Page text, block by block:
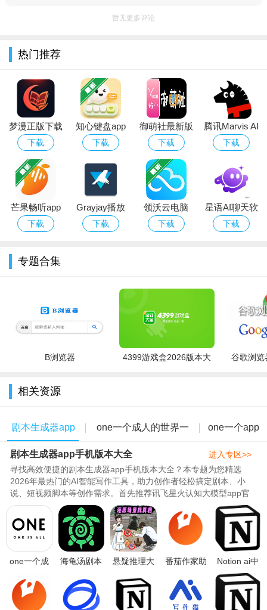
软件亮点：
一个问题，向好奇心致敬，答案在风中飘扬。
一篇文字，集结华语写作圈原创力量，诚心挖掘好文字。
一个东西，和物质世界保持良好沟通，每天都有新发现。
软件功能：
2.关注感兴趣的作者，迅速找到喜爱的内容。
4.one一个系列丛书，专注于分享精品文章阅读，高质量阅
读。
5.每天一篇，美文推送！快来体验吧！界面很简约，排版舒
6.当中将会拥有非常全面的小说书籍资源喲，也将会拥有多种
暂无更多评论
热门推荐
梦漫正版下载
免费最新版本
下载
知心键盘app
官方下载
下载
御萌社最新版
下载官方正版
下载
腾讯Marvis AI
内测版下载安
下载
芒果畅听app
官方下载
下载
Grayjay播放
器下载官方安
下载
领沃云电脑
app官方下载
下载
星语AI聊天软
件下载官方免
下载
专题合集
B浏览器
4399游戏盒2026版本大
谷歌浏览
相关资源
剧本生成器app
手机版本大全
one一个成人的世界一
个就够了版本大全
one一个app
版本大全
剧本生成器app手机版本大全
寻找高效便捷的剧本生成器app手机版本大全？本专题为您精选
2026年最热门的AI智能写作工具，助力创作者轻松搞定剧本、小
说、短视频脚本等创作需求。首先推荐讯飞星火认知大模型app官
方手机版，依托科大讯飞领先技术，..
进入专区>>
one一个成
寒app官方
安卓手机版
海龟汤剧本
v7.17.17最
新版
悬疑推理大
v1.0 安卓版
番茄作家助
v1.2.0
Notion ai中
文版免费下
载官方正版
AI写作软件